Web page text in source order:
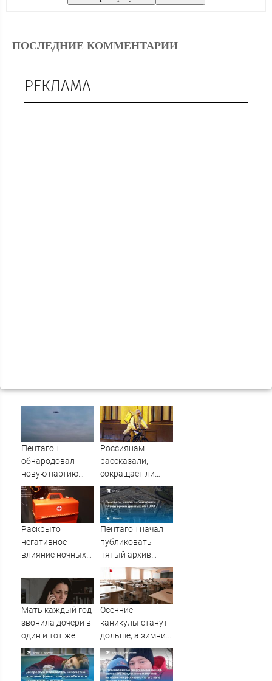
ПОСЛЕДНИЕ КОММЕНТАРИИ
РЕКЛАМА
Пентагон
обнародовал
новую партию
материалов об
НЛО - Новости на
Вести.ru
Россиянам
рассказали,
сокращает ли
жизнь ночная
работа
Раскрыто
негативное
влияние ночных
человека
Пентагон начал
публиковать
пятый архив
данных об НЛО
Мать каждый год
звонила дочери в
один и тот же
день и молчала —
причина
раскрылась
Осенние
каникулы станут
дольше, а зимние
сократят в новом
учебном году: в
чём дело